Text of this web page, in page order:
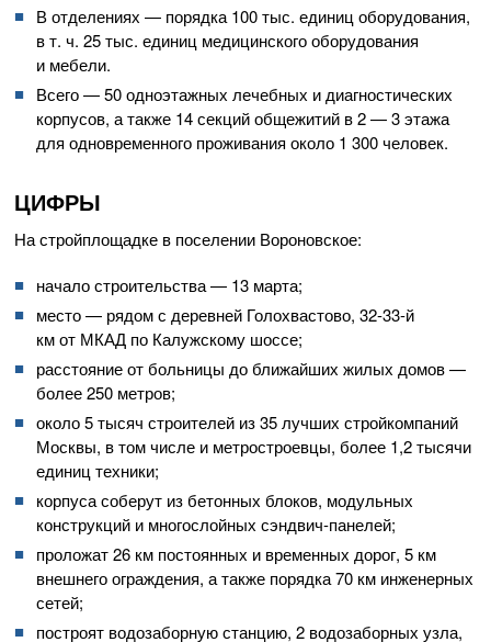
В отделениях — порядка 100 тыс. единиц оборудования,
в т. ч. 25 тыс. единиц медицинского оборудования
и мебели.
Всего — 50 одноэтажных лечебных и диагностических
корпусов, а также 14 секций общежитий в 2 — 3 этажа
для одновременного проживания около 1 300 человек.
ЦИФРЫ
На стройплощадке в поселении Вороновское:
начало строительства — 13 марта;
место — рядом с деревней Голохвастово, 32-33-й
км от МКАД по Калужскому шоссе;
расстояние от больницы до ближайших жилых домов —
более 250 метров;
около 5 тысяч строителей из 35 лучших стройкомпаний
Москвы, в том числе и метростроевцы, более 1,2 тысячи
единиц техники;
корпуса соберут из бетонных блоков, модульных
конструкций и многослойных сэндвич-панелей;
проложат 26 км постоянных и временных дорог, 5 км
внешнего ограждения, а также порядка 70 км инженерных
сетей;
построят водозаборную станцию, 2 водозаборных узла,